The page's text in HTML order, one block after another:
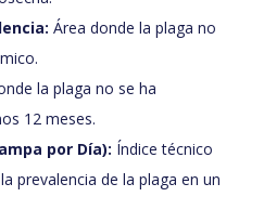
Área donde la plaga no
la plaga no se ha
12 meses.
por Día): Índice técnico
prevalencia de la plaga en un